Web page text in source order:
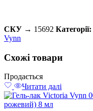
СКУ → 15692 Категорії:
Vynn
Схожі товари
Продається
Читати далі